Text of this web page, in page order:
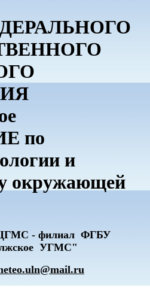
по
и
окружающей
- филиал ФГБУ
УГМС"